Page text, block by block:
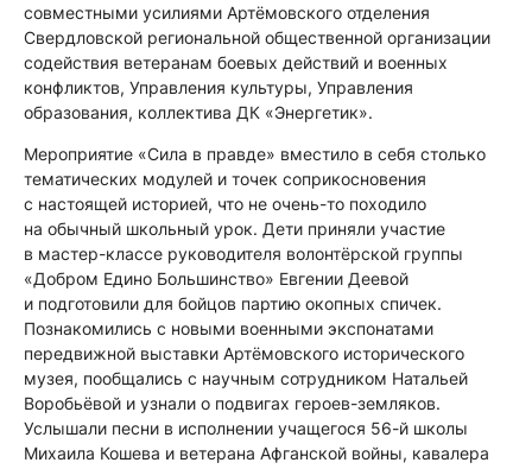
совместными усилиями Артёмовского отделения
Свердловской региональной общественной организации
содействия ветеранам боевых действий и военных
конфликтов, Управления культуры, Управления
образования, коллектива ДК «Энергетик».
Мероприятие «Сила в правде» вместило в себя столько
тематических модулей и точек соприкосновения
с настоящей историей, что не очень-то походило
на обычный школьный урок. Дети приняли участие
в мастер-классе руководителя волонтёрской группы
«Добром Едино Большинство» Евгении Деевой
и подготовили для бойцов партию окопных спичек.
Познакомились с новыми военными экспонатами
передвижной выставки Артёмовского исторического
музея, пообщались с научным сотрудником Натальей
Воробьёвой и узнали о подвигах героев-земляков.
Услышали песни в исполнении учащегося 56-й школы
Михаила Кошева и ветерана Афганской войны, кавалера